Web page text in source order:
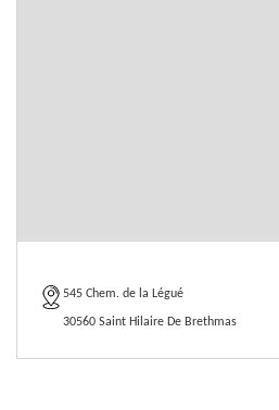
545 Chem. de la Légué
30560 Saint Hilaire De Brethmas